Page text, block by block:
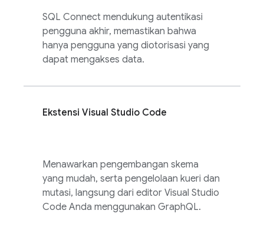
SQL Connect mendukung autentikasi
pengguna akhir, memastikan bahwa
hanya pengguna yang diotorisasi yang
dapat mengakses data.
Ekstensi Visual Studio Code
Menawarkan pengembangan skema
yang mudah, serta pengelolaan kueri dan
mutasi, langsung dari editor Visual Studio
Code Anda menggunakan GraphQL.